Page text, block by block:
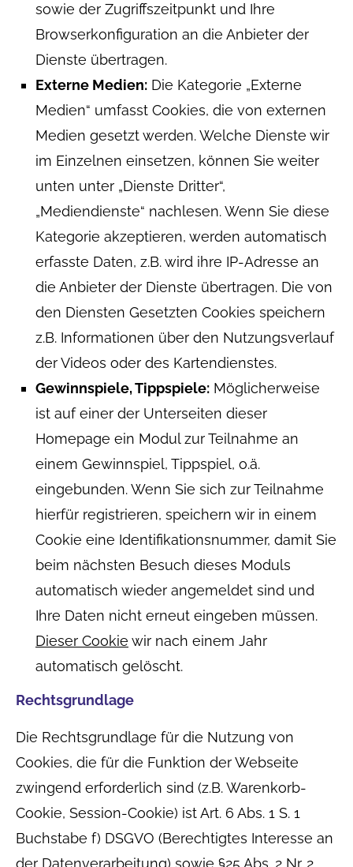
sowie der Zugriffszeitpunkt und Ihre
Browserkonfiguration an die Anbieter der
Dienste übertragen.
Externe Medien: Die Kategorie „Externe
Medien“ umfasst Cookies, die von externen
Medien gesetzt werden. Welche Dienste wir
im Einzelnen einsetzen, können Sie weiter
unten unter „Dienste Dritter“,
„Mediendienste“ nachlesen. Wenn Sie diese
Kategorie akzeptieren, werden automatisch
erfasste Daten, z.B. wird ihre IP-Adresse an
die Anbieter der Dienste übertragen. Die von
den Diensten Gesetzten Cookies speichern
z.B. Informationen über den Nutzungsverlauf
der Videos oder des Kartendienstes.
Gewinnspiele, Tippspiele: Möglicherweise
ist auf einer der Unterseiten dieser
Homepage ein Modul zur Teilnahme an
einem Gewinnspiel, Tippspiel, o.ä.
eingebunden. Wenn Sie sich zur Teilnahme
hierfür registrieren, speichern wir in einem
Cookie eine Identifikationsnummer, damit Sie
beim nächsten Besuch dieses Moduls
automatisch wieder angemeldet sind und
Ihre Daten nicht erneut eingeben müssen.
Dieser Cookie wir nach einem Jahr
automatisch gelöscht.
Rechtsgrundlage
Die Rechtsgrundlage für die Nutzung von
Cookies, die für die Funktion der Webseite
zwingend erforderlich sind (z.B. Warenkorb-
Cookie, Session-Cookie) ist Art. 6 Abs. 1 S. 1
Buchstabe f) DSGVO (Berechtigtes Interesse an